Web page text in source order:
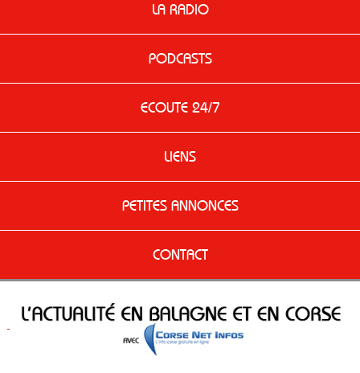
LA RADIO
PODCASTS
ECOUTE 24/7
LIENS
PETITES ANNONCES
CONTACT